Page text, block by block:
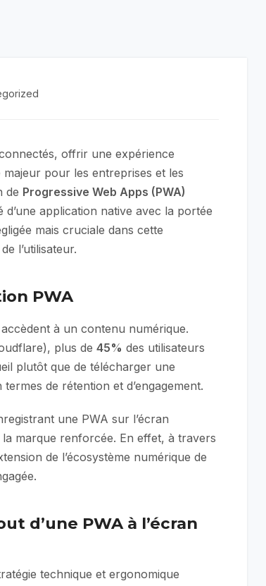
offrir une expérience
pour les entreprises et les
de Progressive Web Apps (PWA)
application native avec la portée
mais cruciale dans cette
l’utilisateur.
PWA
à un contenu numérique.
plus de 45% des utilisateurs
plutôt que de télécharger une
de rétention et d’engagement.
une PWA sur l’écran
la marque renforcée. En effet, à travers
de l’écosystème numérique de
d’une PWA à l’écran
technique et ergonomique